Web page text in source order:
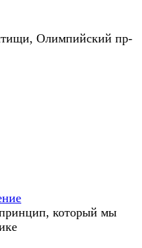
Олимпийский пр-
который мы